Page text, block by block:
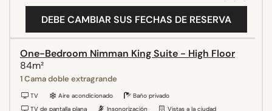
DEBE CAMBIAR SUS FECHAS DE RESERVA
One-Bedroom Nimman King Suite - High Floor
84m²
1 Cama doble extragrande
TV Aire acondicionado
Baño privado
TV de pantalla plana
Insonorización Vistas a la ciudad